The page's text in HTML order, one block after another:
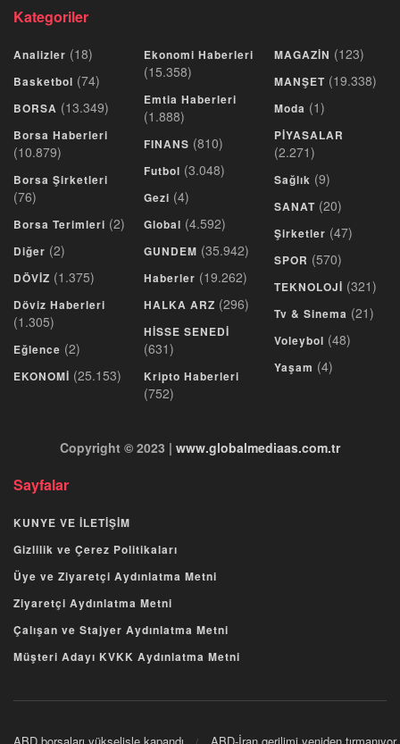
Kategoriler
Analizler (18)
Basketbol (74)
BORSA (13.349)
Borsa Haberleri
(10.879)
Borsa Şirketleri
(76)
Borsa Terimleri (2)
Diğer (2)
DÖVİZ (1.375)
Döviz Haberleri
(1.305)
Eğlence (2)
EKONOMİ (25.153)
Ekonomi Haberleri
(15.358)
Emtia Haberleri
(1.888)
FINANS (810)
Futbol (3.048)
Gezi (4)
Global (4.592)
GUNDEM (35.942)
Haberler (19.262)
HALKA ARZ (296)
HİSSE SENEDİ
(631)
Kripto Haberleri
(752)
MAGAZİN (123)
MANŞET (19.338)
Moda (1)
PİYASALAR
(2.271)
Sağlık (9)
SANAT (20)
Şirketler (47)
SPOR (570)
TEKNOLOJİ (321)
Tv & Sinema (21)
Voleybol (48)
Yaşam (4)
Copyright © 2023 | www.globalmediaas.com.tr
Sayfalar
KUNYE VE İLETİŞİM
Gizlilik ve Çerez Politikaları
Üye ve Ziyaretçi Aydınlatma Metni
Ziyaretçi Aydınlatma Metni
Çalışan ve Stajyer Aydınlatma Metni
Müşteri Adayı KVKK Aydınlatma Metni